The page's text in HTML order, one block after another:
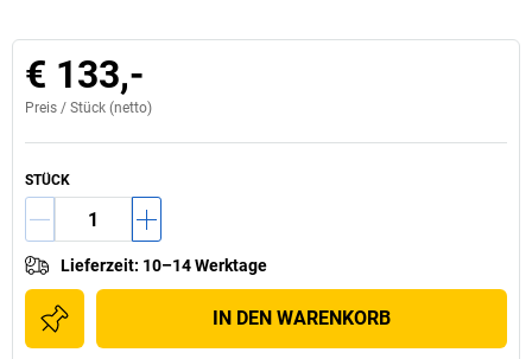
€ 133,-
Preis / Stück (netto)
STÜCK
Lieferzeit: 10–14 Werktage
IN DEN WARENKORB